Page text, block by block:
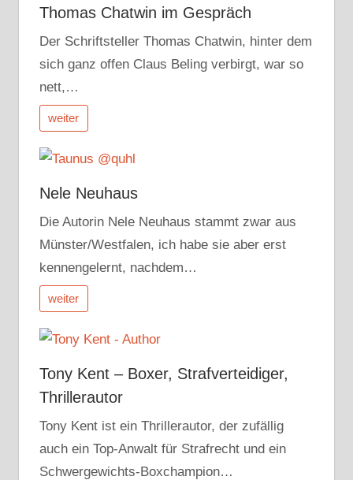
Thomas Chatwin im Gespräch
Der Schriftsteller Thomas Chatwin, hinter dem
sich ganz offen Claus Beling verbirgt, war so
nett,…
weiter
Nele Neuhaus
Die Autorin Nele Neuhaus stammt zwar aus
Münster/Westfalen, ich habe sie aber erst
kennengelernt, nachdem…
weiter
Tony Kent – Boxer, Strafverteidiger,
Thrillerautor
Tony Kent ist ein Thrillerautor, der zufällig
auch ein Top-Anwalt für Strafrecht und ein
Schwergewichts-Boxchampion…